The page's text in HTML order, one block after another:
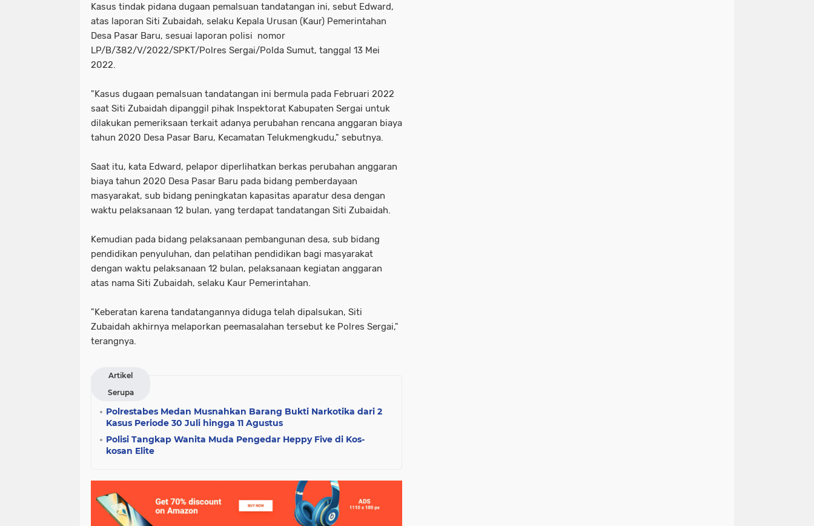
Kasus tindak pidana dugaan pemalsuan tandatangan ini, sebut Edward,
atas laporan Siti Zubaidah, selaku Kepala Urusan (Kaur) Pemerintahan
Desa Pasar Baru, sesuai laporan polisi nomor
LP/B/382/V/2022/SPKT/Polres Sergai/Polda Sumut, tanggal 13 Mei
2022.
"Kasus dugaan pemalsuan tandatangan ini bermula pada Februari 2022
saat Siti Zubaidah dipanggil pihak Inspektorat Kabupaten Sergai untuk
dilakukan pemeriksaan terkait adanya perubahan rencana anggaran biaya
tahun 2020 Desa Pasar Baru, Kecamatan Telukmengkudu," sebutnya.
Saat itu, kata Edward, pelapor diperlihatkan berkas perubahan anggaran
biaya tahun 2020 Desa Pasar Baru pada bidang pemberdayaan
masyarakat, sub bidang peningkatan kapasitas aparatur desa dengan
waktu pelaksanaan 12 bulan, yang terdapat tandatangan Siti Zubaidah.
Kemudian pada bidang pelaksanaan pembangunan desa, sub bidang
pendidikan penyuluhan, dan pelatihan pendidikan bagi masyarakat
dengan waktu pelaksanaan 12 bulan, pelaksanaan kegiatan anggaran
atas nama Siti Zubaidah, selaku Kaur Pemerintahan.
"Keberatan karena tandatangannya diduga telah dipalsukan, Siti
Zubaidah akhirnya melaporkan peemasalahan tersebut ke Polres Sergai,"
terangnya.
Artikel
Serupa
Polrestabes Medan Musnahkan Barang Bukti Narkotika dari 2
Kasus Periode 30 Juli hingga 11 Agustus
Polisi Tangkap Wanita Muda Pengedar Heppy Five di Kos-
kosan Elite